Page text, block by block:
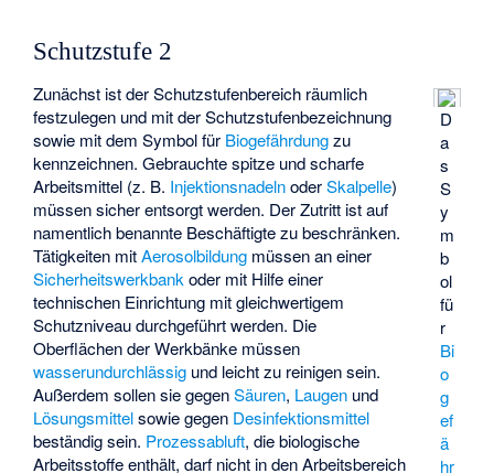
Schutzstufe 2
D
a
s
S
y
m
b
ol
fü
r
Bi
o
g
ef
ä
hr
Zunächst ist der Schutzstufenbereich räumlich
festzulegen und mit der Schutzstufenbezeichnung
sowie mit dem Symbol für Biogefährdungzu
kennzeichnen. Gebrauchte spitze und scharfe
Arbeitsmittel (z. B. InjektionsnadelnoderSkalpelle)
müssen sicher entsorgt werden. Der Zutritt ist auf
namentlich benannte Beschäftigte zu beschränken.
Tätigkeiten mitAerosolbildung müssen an einer
Sicherheitswerkbank oder mit Hilfe einer
technischen Einrichtung mit gleichwertigem
Schutzniveau durchgeführt werden. Die
Oberflächen der Werkbänke müssen
wasserundurchlässig und leicht zu reinigen sein.
Außerdem sollen sie gegenSäuren, Laugen und
Lösungsmittelsowie gegen Desinfektionsmittel
beständig sein. Prozessabluft, die biologische
Arbeitsstoffe enthält, darf nicht in den Arbeitsbereich